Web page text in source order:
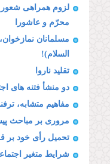
لزوم همراهى
محرّم و عاشورا
مسلمانان
السلام)!
تقلید ناروا
دو منشأ فتنه هاى
مفاهیم متشابه،
مرورى بر مباحث
تحمیل رأى خود بر
شرایط متغیر